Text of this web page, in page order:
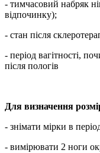
- тимчасовий набряк
відпочинку);
- стан після
- період вагітності,
після пологів
Для визначення
- знімати мірки в
- вимірювати 2 ноги